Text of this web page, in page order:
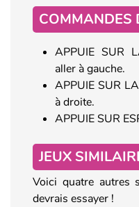
COMMANDES
APPUIE SUR
aller à gauche.
APPUIE SUR
à droite.
APPUIE SUR
JEUX
Voici quatre autres
devrais essayer !